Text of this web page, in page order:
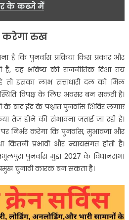
के कब्जे में
करेगा रुख
है कि पुनर्वास प्रक्रिया किस प्रकार और
है, यह भविष्य की राजनीतिक दिशा तय
तो इसका लाभ सत्ताधारी दल को मिल
विपक्ष के लिए अवसर बन सकती है।
के बाद ईद के पश्चात पुनर्वास शिविर लगाए
तेज होने की संभावना जताई जा रही है।
पर निर्भर करेगा कि पुनर्वास, मुआवजा और
प्रभावी और न्यायसंगत होती है।
पुनर्वास मुद्दा 2027 के विधानसभा
चुनावी कारक बन सकता है।